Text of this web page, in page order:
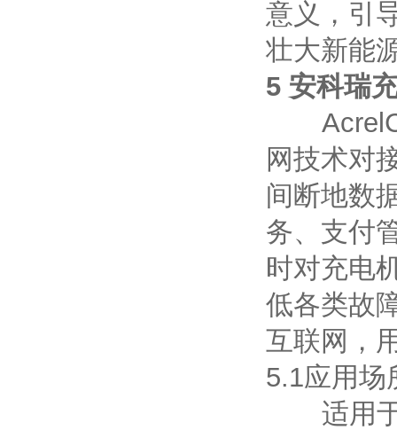
意义，引
壮大新能
5 安科瑞
网技术对
间断地数
务、支付
时对充电
低各类故
互联网，
5.1应用场
适用于